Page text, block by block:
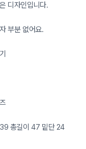
디자인입니다.
부분 없어요.
총길이 47 밑단 24